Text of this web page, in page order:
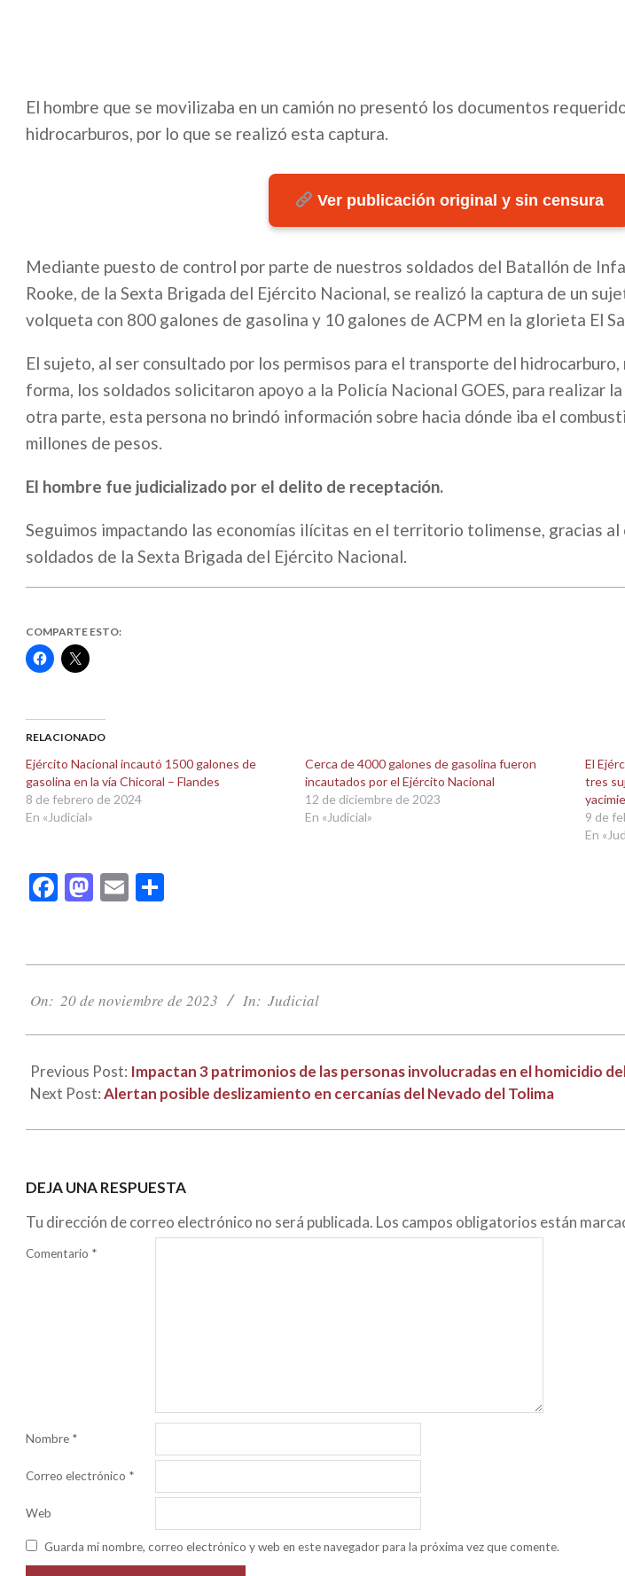
El hombre que se movilizaba en un camión no presentó los documentos
hidrocarburos, por lo que se realizó esta captura.
Ver publicación original y sin censura
Mediante puesto de control por parte de nuestros soldados del Batallón de
Rooke, de la Sexta Brigada del Ejército Nacional, se realizó la captura de un
volqueta con 800 galones de gasolina y 10 galones de ACPM en la glorieta El
El sujeto, al ser consultado por los permisos para el transporte del
forma, los soldados solicitaron apoyo a la Policía Nacional GOES, para realizar
otra parte, esta persona no brindó información sobre hacia dónde iba el
millones de pesos.
El hombre fue judicializado por el delito de receptación.
Seguimos impactando las economías ilícitas en el territorio tolimense, gracias
soldados de la Sexta Brigada del Ejército Nacional.
COMPARTE ESTO:
Haz
clic
(Se
abre
una
ventana
nueva)
Haz
clic
(Se
abre
una
ventana
nueva)
RELACIONADO
Ejército Nacional incautó 1500 galones de
gasolina en la vía Chicoral – Flandes
8 de febrero de 2024
En «Judicial»
Cerca de 4000 galones de gasolina fueron
incautados por el Ejército Nacional
12 de diciembre de 2023
En «Judicial»
El
tres
9 de
En
Facebook
Mastodon
Email
11-
On: 20 de noviembre de 2023 In: Judicial
Previous Post: Impactan 3 patrimonios de las personas involucradas en el homicidio
Next Post:Alertan posible deslizamiento en cercanías del Nevado del Tolima
DEJA UNA RESPUESTA
Tu dirección de correo electrónico no será publicada. Los campos obligatorios están
Comentario *
Nombre *
Correo electrónico *
Web
Guarda mi nombre, correo electrónico y web en este navegador para la próxima vez que comente.